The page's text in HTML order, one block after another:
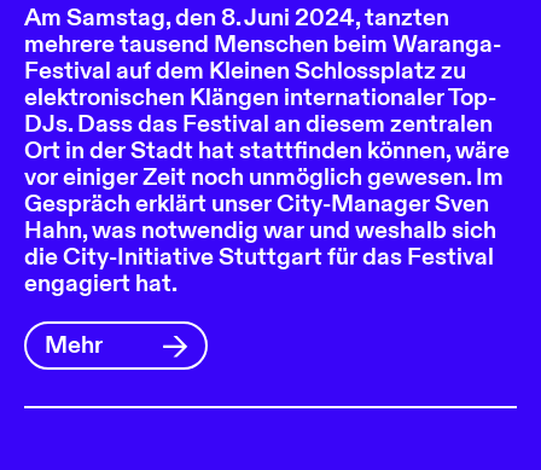
Am Samstag, den 8. Juni 2024, tanzten
mehrere tausend Menschen beim Waranga-
Festival auf dem Kleinen Schlossplatz zu
elektronischen Klängen internationaler Top-
DJs. Dass das Festival an diesem zentralen
Ort in der Stadt hat stattfinden können, wäre
vor einiger Zeit noch unmöglich gewesen. Im
Gespräch erklärt unser City-Manager Sven
Hahn, was notwendig war und weshalb sich
die City-Initiative Stuttgart für das Festival
engagiert hat.
Mehr